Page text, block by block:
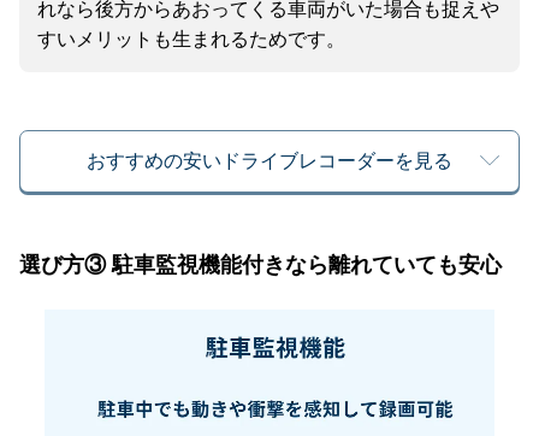
れなら後方からあおってくる車両がいた場合も捉えや
すいメリットも生まれるためです。
おすすめの安いドライブレコーダーを見る
選び方③ 駐車監視機能付きなら離れていても安心